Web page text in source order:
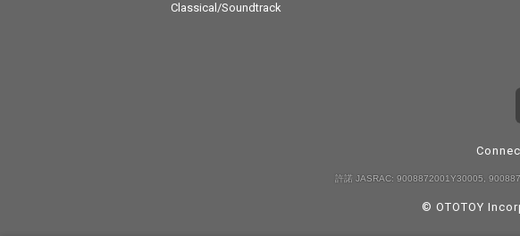
Classical/Soundtrack
許諾 JASRAC: 9008872001Y30005,
© OTOTOY